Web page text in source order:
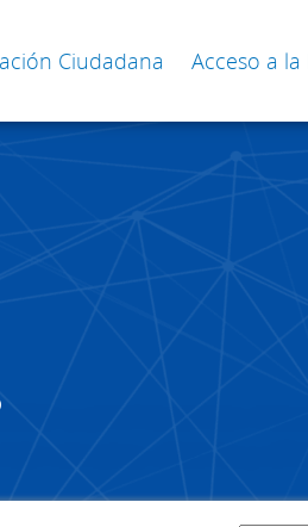
Ciudadana Acceso a